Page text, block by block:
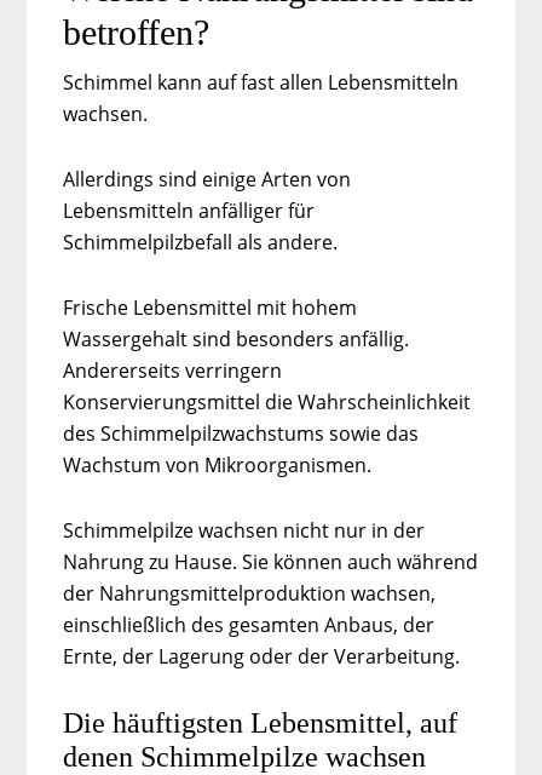
betroffen?
Schimmel kann auf fast allen Lebensmitteln
wachsen.
Allerdings sind einige Arten von
Lebensmitteln anfälliger für
Schimmelpilzbefall als andere.
Frische Lebensmittel mit hohem
Wassergehalt sind besonders anfällig.
Andererseits verringern
Konservierungsmittel die Wahrscheinlichkeit
des Schimmelpilzwachstums sowie das
Wachstum von Mikroorganismen.
Schimmelpilze wachsen nicht nur in der
Nahrung zu Hause. Sie können auch während
der Nahrungsmittelproduktion wachsen,
einschließlich des gesamten Anbaus, der
Ernte, der Lagerung oder der Verarbeitung.
Die häuftigsten Lebensmittel, auf
denen Schimmelpilze wachsen